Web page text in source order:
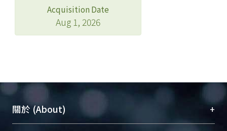
Acquisition Date
Aug 1, 2026
關於 (About) +